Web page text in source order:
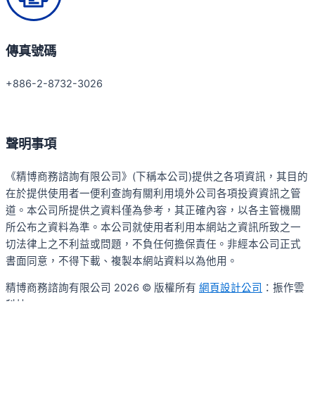
傳真號碼
+886-2-8732-3026
聲明事項
《精博商務諮詢有限公司》(下稱本公司)提供之各項資訊，其目的
在於提供使用者一便利查詢有關利用境外公司各項投資資訊之管
道。本公司所提供之資料僅為參考，其正確內容，以各主管機關
所公布之資料為準。本公司就使用者利用本網站之資訊所致之一
切法律上之不利益或問題，不負任何擔保責任。非經本公司正式
書面同意，不得下載、複製本網站資料以為他用。
精博商務諮詢有限公司 2026 © 版權所有 網頁設計公司 ：振作雲
科技